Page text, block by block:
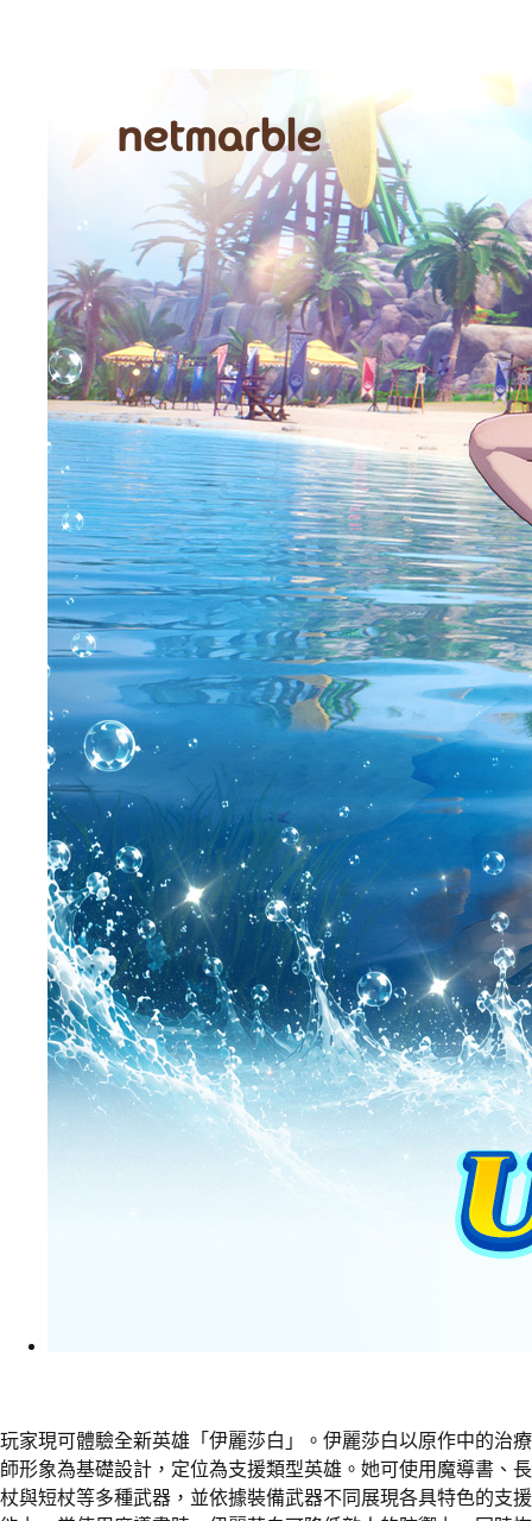
玩家現可體驗全新英雄「伊麗莎白」。伊麗莎白以原作中的治療
師形象為基礎設計，定位為支援類型英雄。她可使用魔導書、長
杖與短杖等多種武器，並依據裝備武器不同展現各具特色的支援